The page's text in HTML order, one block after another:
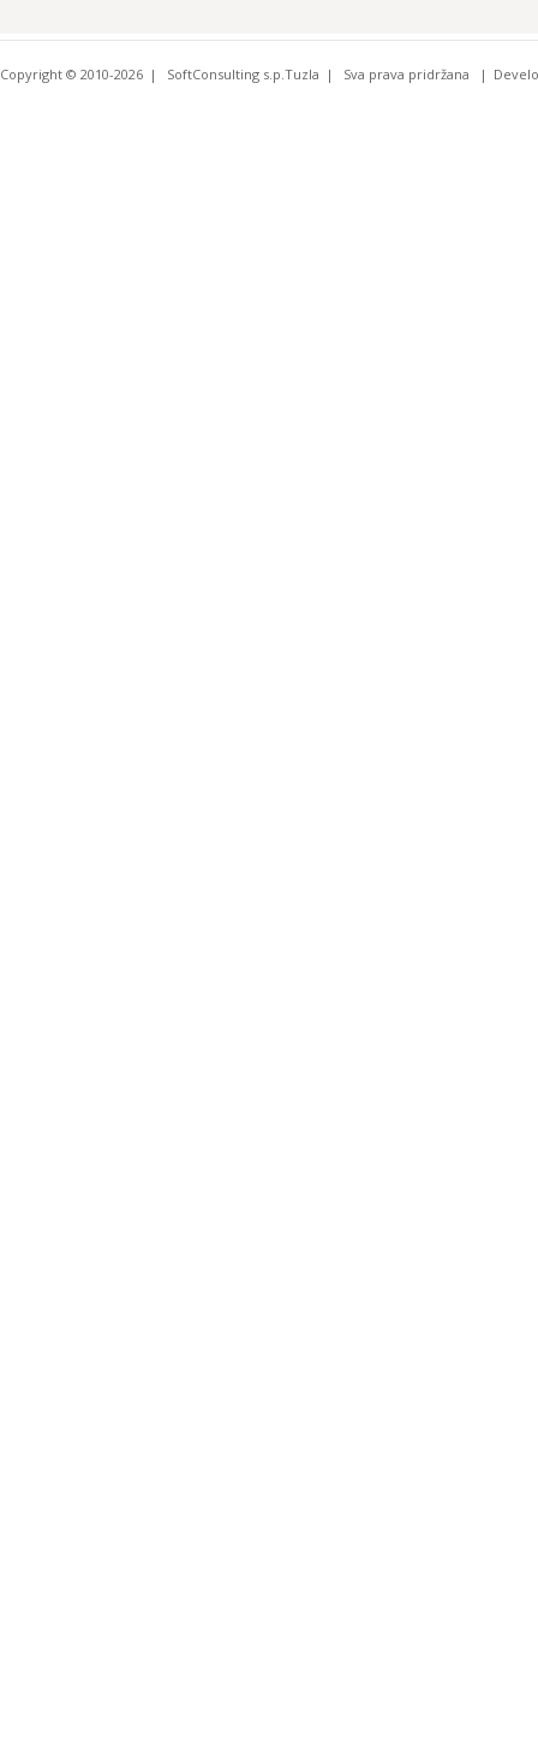
Copyright © 2010-2026 SoftConsulting s.p.Tuzla Sva prava pridržana